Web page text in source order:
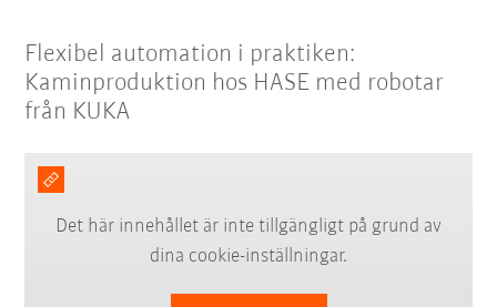
Flexibel automation i praktiken:
Kaminproduktion hos HASE med robotar
från KUKA
Det här innehållet är inte tillgängligt på grund av
dina cookie-inställningar.